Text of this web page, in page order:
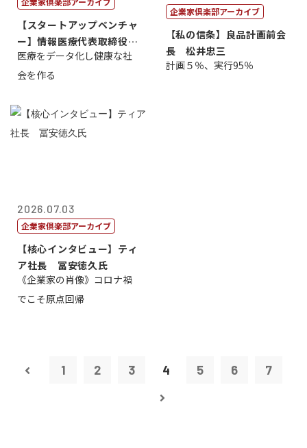
【スタートアップベンチャ
ー】情報医療代表取締役
原 聖吾
医療をデータ化し健康な社
会を作る
企業家倶楽部アーカイブ
【私の信条】良品計画前会
長 松井忠三
計画５％、実行95％
2026.07.03
企業家倶楽部アーカイブ
【核心インタビュー】ティ
ア社長 冨安徳久氏
《企業家の肖像》コロナ禍
でこそ原点回帰
1 2 3 4 5 6 7